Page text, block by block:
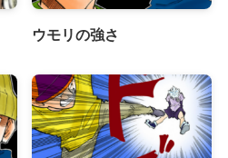
ウモリの強さ